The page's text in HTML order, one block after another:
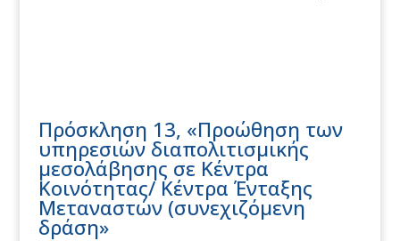
Πρόσκληση 13, «Προώθηση των
υπηρεσιών διαπολιτισμικής
μεσολάβησης σε Κέντρα
Κοινότητας/ Κέντρα Ένταξης
Μεταναστών (συνεχιζόμενη
δράση»